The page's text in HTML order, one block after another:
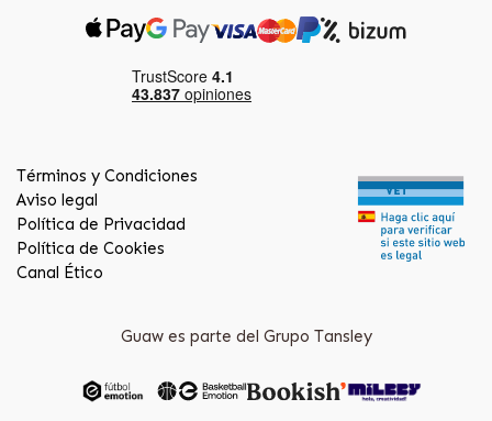
Términos y Condiciones
Aviso legal
Política de Privacidad
Política de Cookies
Canal Ético
Guaw es parte del Grupo Tansley